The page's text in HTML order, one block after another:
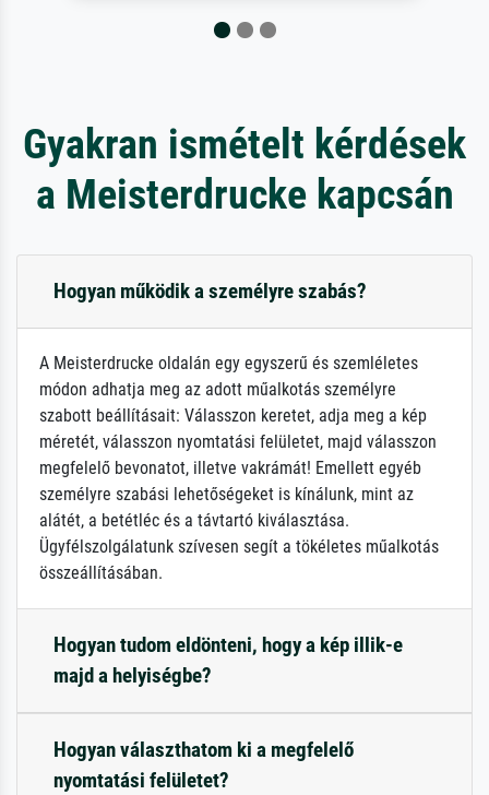
Gyakran ismételt kérdések
a Meisterdrucke kapcsán
Hogyan működik a személyre szabás?
A Meisterdrucke oldalán egy egyszerű és szemléletes
módon adhatja meg az adott műalkotás személyre
szabott beállításait: Válasszon keretet, adja meg a kép
méretét, válasszon nyomtatási felületet, majd válasszon
megfelelő bevonatot, illetve vakrámát! Emellett egyéb
személyre szabási lehetőségeket is kínálunk, mint az
alátét, a betétléc és a távtartó kiválasztása.
Ügyfélszolgálatunk szívesen segít a tökéletes műalkotás
összeállításában.
Hogyan tudom eldönteni, hogy a kép illik-e
majd a helyiségbe?
Hogyan választhatom ki a megfelelő
nyomtatási felületet?